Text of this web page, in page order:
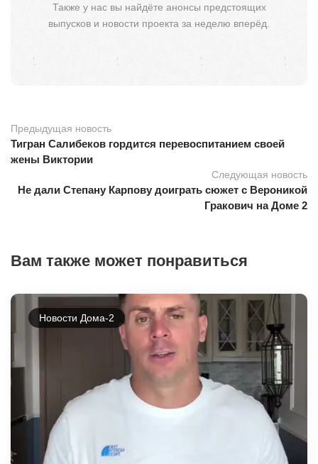
Также у нас вы найдёте анонсы предстоящих
выпусков и новости проекта за неделю вперёд.
Предыдущая новость
Тигран Салибеков гордится перевоспитанием своей
жены Виктории
Следующая новость
Не дали Степану Карпову доиграть сюжет с Вероникой
Гракович на Доме 2
Вам также может понравиться
Новости Дома-2